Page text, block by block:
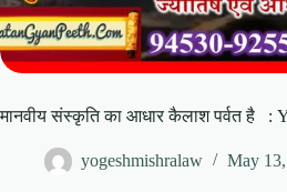
मानवीय संस्कृति का आधार कैलाश पर्वत है :
yogeshmishralaw May